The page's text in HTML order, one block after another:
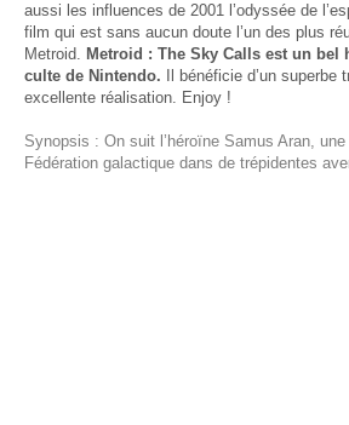
aussi les influences de 2001 l’odyssée de
film qui est sans aucun doute l’un des plus
Metroid. Metroid : The Sky Calls est un bel
culte de Nintendo. Il bénéficie d’un superbe
excellente réalisation. Enjoy !
Synopsis : On suit l’héroïne Samus Aran,
Fédération galactique dans de trépidentes